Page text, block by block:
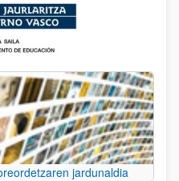
jardunaldia